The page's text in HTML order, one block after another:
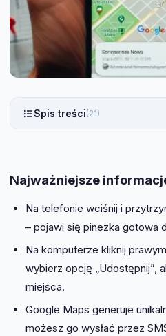
Spis treści(21)
Najważniejsze
Na telefonie wciśnij i
– pojawi się pinezka gotowa
Na komputerze kliknij
wybierz opcję „Udostępnij”,
miejsca.
Google Maps generuje
możesz go wysłać przez